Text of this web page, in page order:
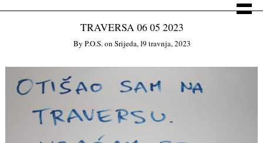
TRAVERSA 06 05 2023
By P.o.s.on Srijeda, 19 travnja, 2023